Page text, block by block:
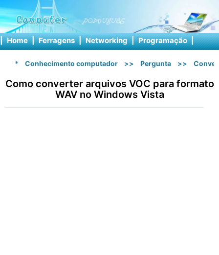
| Home | Ferragens | Networking | Programação |
* Conhecimento computador >> Pergunta >>
Como converter arquivos VOC para formato
WAV no Windows Vista